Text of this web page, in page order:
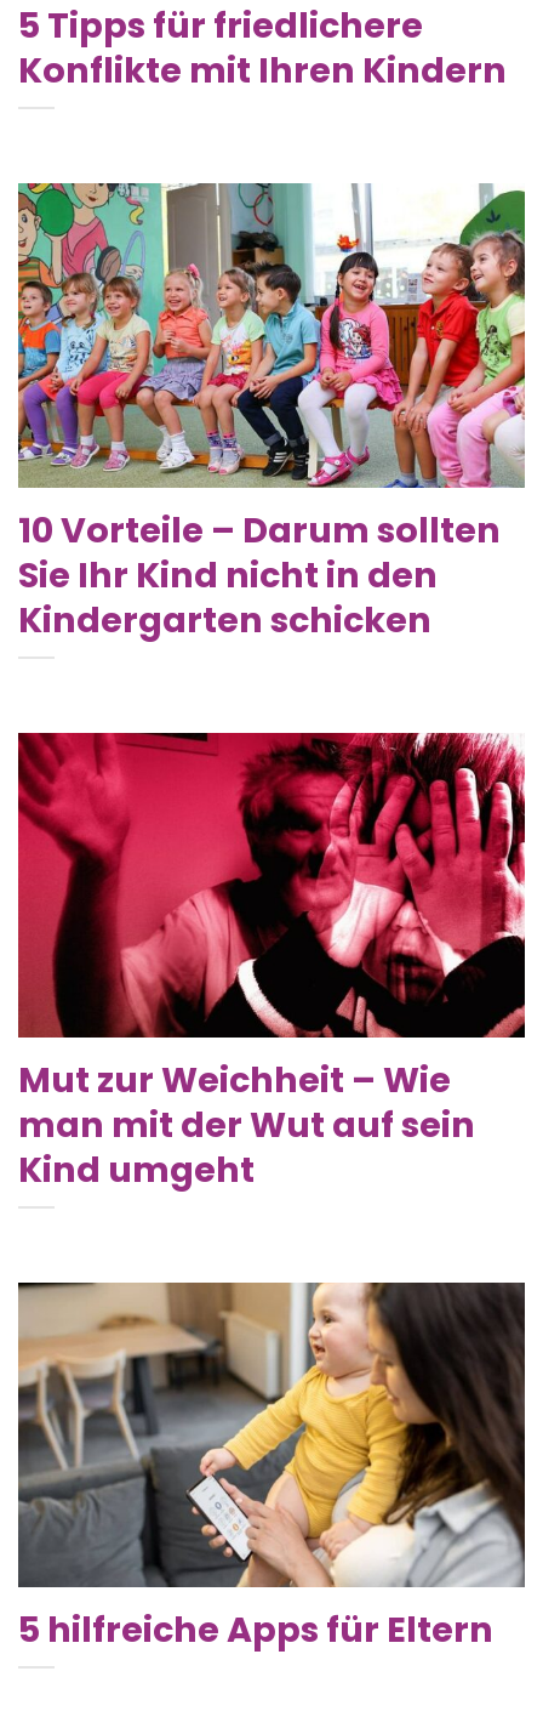
5 Tipps für friedlichere
Konflikte mit Ihren Kindern
10 Vorteile – Darum sollten
Sie Ihr Kind nicht in den
Kindergarten schicken
Mut zur Weichheit – Wie
man mit der Wut auf sein
Kind umgeht
5 hilfreiche Apps für Eltern